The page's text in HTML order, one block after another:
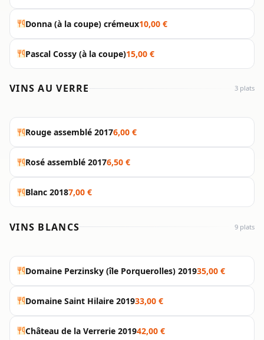
Donna (à la coupe) crémeux10,00 €
Pascal Cossy (à la coupe)15,00 €
VINS AU VERRE 3 plats
Rouge assemblé 20176,00 €
Rosé assemblé 20176,50 €
Blanc 20187,00 €
VINS BLANCS 9 plats
Domaine Perzinsky (île Porquerolles) 201935,00 €
Domaine Saint Hilaire 201933,00 €
Château de la Verrerie 201942,00 €